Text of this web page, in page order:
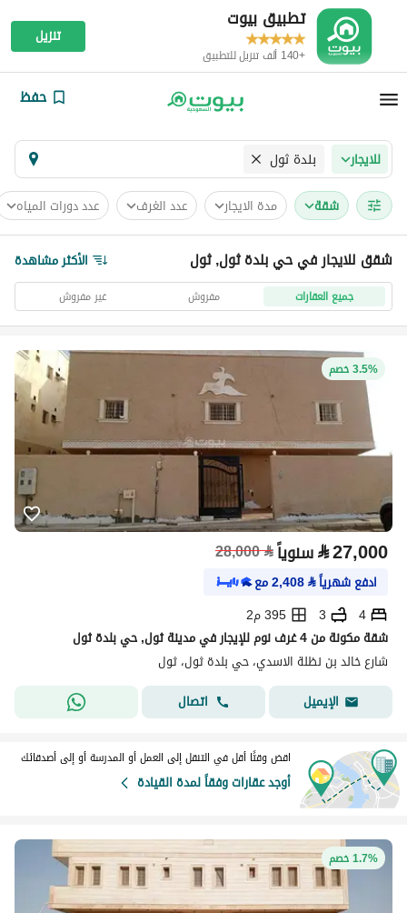
تطبيق بيوت
+140 ألف تنزيل للتطبيق
تنزيل
حفظ
للايجار بلدة ثول
شقة مدة الايجار عدد الغرف عدد دورات المياه
شقق للايجار في حي بلدة ثول, ثول الأكثر مشاهدة
جميع العقارات مفروش غير مفروش
3.5% خصم
⃁27,000 سنوياً⃁
28,000
ادفع شهرياً⃁
2,408مع
4
3
395 م2
شقة مكونة من 4 غرف نوم للإيجار في مدينة ثول, حي بلدة ثول
شارع خالد بن نظلة الاسدي، حي بلدة ثول، ثول
الإيميل
اتصال
اقض وقتًا أقل في التنقل إلى العمل أو المدرسة أو إلى أصدقائك
أوجد عقارات وفقاً لمدة القيادة
1.7% خصم